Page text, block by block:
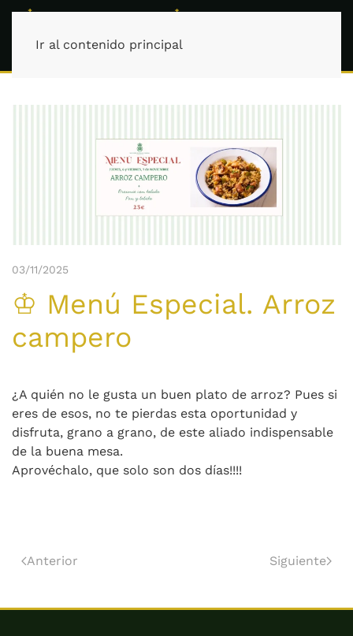
Ir al contenido principal
03/11/2025
♔ Menú Especial. Arroz
campero
¿A quién no le gusta un buen plato de arroz? Pues si
eres de esos, no te pierdas esta oportunidad y
disfruta, grano a grano, de este aliado indispensable
de la buena mesa.
Aprovéchalo, que solo son dos días!!!!
Anterior Siguiente